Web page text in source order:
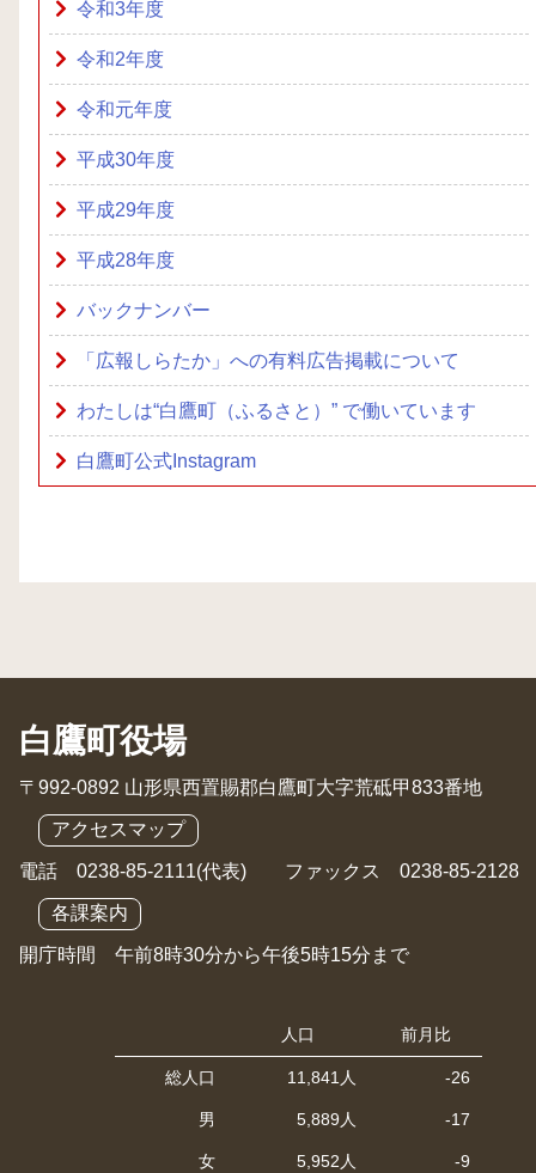
令和3年度
令和2年度
令和元年度
平成30年度
平成29年度
平成28年度
バックナンバー
「広報しらたか」への有料広告掲載について
わたしは“白鷹町（ふるさと）” で働いています
白鷹町公式Instagram
白鷹町役場
〒992-0892 山形県西置賜郡白鷹町大字荒砥甲833番地
アクセスマップ
電話 0238-85-2111(代表) ファックス 0238-85-2128
各課案内
開庁時間 午前8時30分から午後5時15分まで
人口 前月比
総人口 11,841人 -26
男 5,889人 -17
女 5,952人 -9